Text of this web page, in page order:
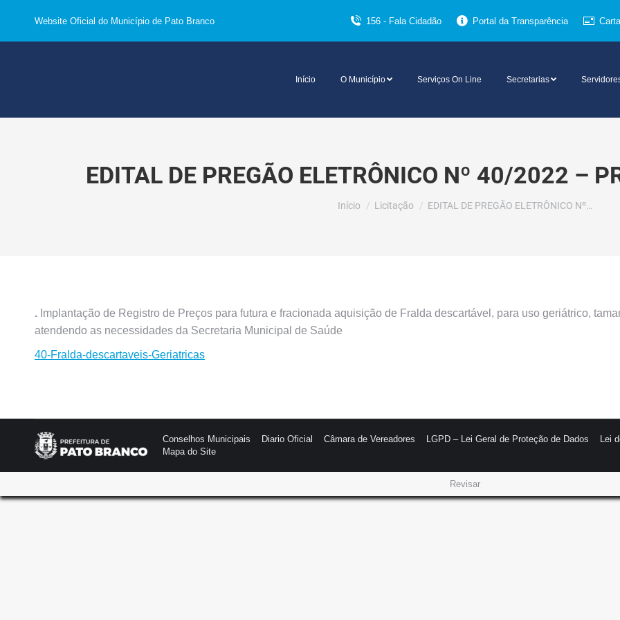
Website Oficial do Município de Pato Branco 156 - Fala Cidadão Portal da Transparência
Início O Município Serviços On Line Secretarias
EDITAL DE PREGÃO ELETRÔNICO Nº 40/2022 –
Você está aqui:
Início Licitação EDITAL DE PREGÃO ELETRÔNICO Nº…
. Implantação de Registro de Preços para futura e fracionada aquisição de Fralda descartável, para uso geriátrico,
atendendo as necessidades da Secretaria Municipal de Saúde
40-Fralda-descartaveis-Geriatricas
Conselhos Municipais Diario Oficial Câmara de Vereadores LGPD – Lei Geral de Proteção de Dados Lei
Mapa do Site
Revisar